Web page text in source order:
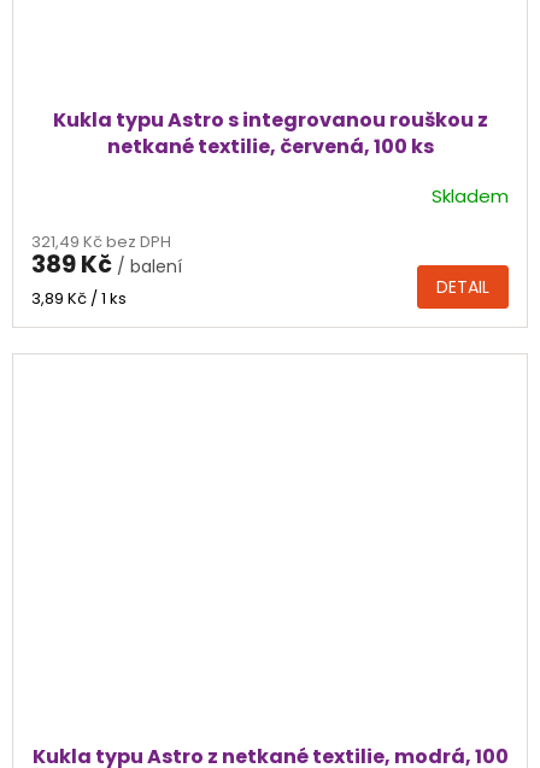
Kukla typu Astro s integrovanou rouškou z
netkané textilie, červená, 100 ks
produktu
je
4,0
Skladem
321,49 Kč bez DPH
389 Kč / balení
Měrná
3,89 Kč / 1 ks DETAIL
Kukla typu Astro z netkané textilie, modrá, 100